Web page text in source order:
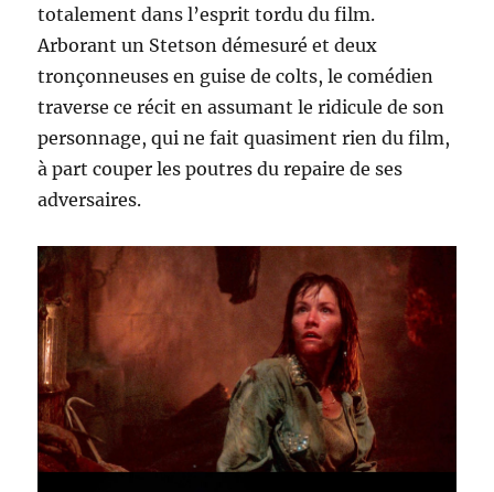
totalement dans l’esprit tordu du film.
Arborant un Stetson démesuré et deux
tronçonneuses en guise de colts, le comédien
traverse ce récit en assumant le ridicule de son
personnage, qui ne fait quasiment rien du film,
à part couper les poutres du repaire de ses
adversaires.